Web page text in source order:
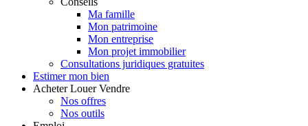
Ma famille
Mon patrimoine
Mon entreprise
Mon projet immobilier
Consultations juridiques gratuites
Estimer mon bien
Acheter Louer Vendre
Nos offres
Nos outils